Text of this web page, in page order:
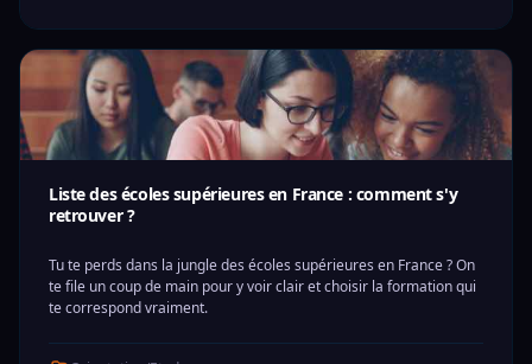
Liste des écoles supérieures en France : comment s'y
retrouver ?
Tu te perds dans la jungle des écoles supérieures en France ? On
te file un coup de main pour y voir clair et choisir la formation qui
te correspond vraiment.